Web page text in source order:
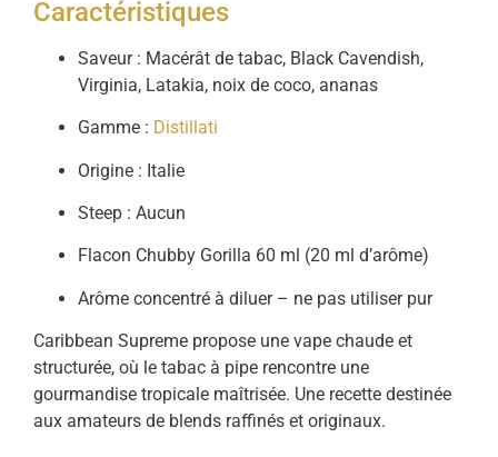
Caractéristiques
Saveur : Macérât de tabac, Black Cavendish,
Virginia, Latakia, noix de coco, ananas
Gamme : Distillati
Origine : Italie
Steep : Aucun
Flacon Chubby Gorilla 60 ml (20 ml d’arôme)
Arôme concentré à diluer – ne pas utiliser pur
Caribbean Supreme propose une vape chaude et
structurée, où le tabac à pipe rencontre une
gourmandise tropicale maîtrisée. Une recette destinée
aux amateurs de blends raffinés et originaux.